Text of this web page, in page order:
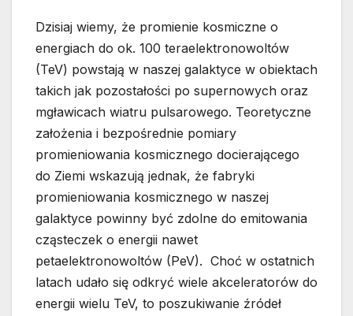
Dzisiaj wiemy, że promienie kosmiczne o
energiach do ok. 100 teraelektronowoltów
(TeV) powstają w naszej galaktyce w obiektach
takich jak pozostałości po supernowych oraz
mgławicach wiatru pulsarowego. Teoretyczne
założenia i bezpośrednie pomiary
promieniowania kosmicznego docierającego
do Ziemi wskazują jednak, że fabryki
promieniowania kosmicznego w naszej
galaktyce powinny być zdolne do emitowania
cząsteczek o energii nawet
petaelektronowoltów (PeV). Choć w ostatnich
latach udało się odkryć wiele akceleratorów do
energii wielu TeV, to poszukiwanie źródeł